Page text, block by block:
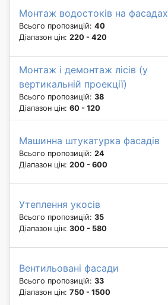
Монтаж водостоків на фасадах
Всього пропозицій: 40
Діапазон цін: 220 - 420
Монтаж і демонтаж лісів (у
вертикальній проекції)
Всього пропозицій: 38
Діапазон цін: 60 - 120
Машинна штукатурка фасадів
Всього пропозицій: 24
Діапазон цін: 200 - 600
Утеплення укосів
Всього пропозицій: 35
Діапазон цін: 300 - 580
Вентильовані фасади
Всього пропозицій: 33
Діапазон цін: 750 - 1500